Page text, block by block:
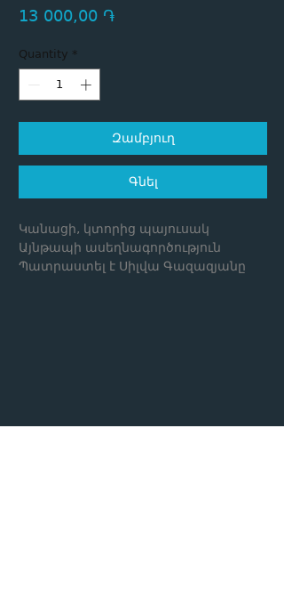
13 000,00 ֏Price
Quantity *
Զամբյուղ
Գնել
Կանացի, կտորից պայուսակ
Այնթապի ասեղնագործություն
Պատրաստել է Սիլվա Գազազյանը